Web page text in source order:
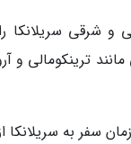
شرقی سریلانکا
ترینکومالی و
سفر به سریلانکا